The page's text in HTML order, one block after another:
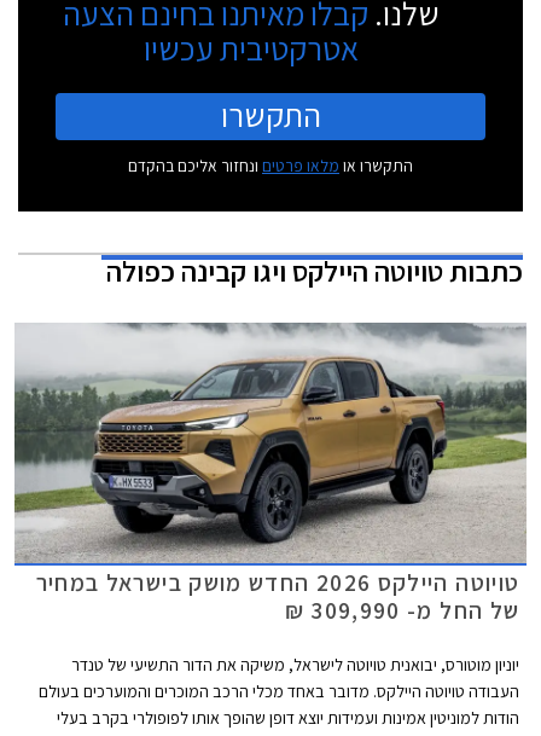
שלנו. קבלו מאיתנו בחינם הצעה
אטרקטיבית עכשיו
התקשרו
התקשרו או מלאו פרטים ונחזור אליכם בהקדם
כתבותטויוטה היילקס ויגו קבינה כפולה
טויוטה היילקס 2026 החדש מושק בישראל במחיר
של החל מ- 309,990 ₪
יוניון מוטורס, יבואנית טויוטה לישראל, משיקה את הדור התשיעי של טנדר
העבודה טויוטה היילקס. מדובר באחד מכלי הרכב המוכרים והמוערכים בעולם
הודות למוניטין אמינות ועמידות יוצא דופן שהופך אותו לפופולרי בקרב בעלי